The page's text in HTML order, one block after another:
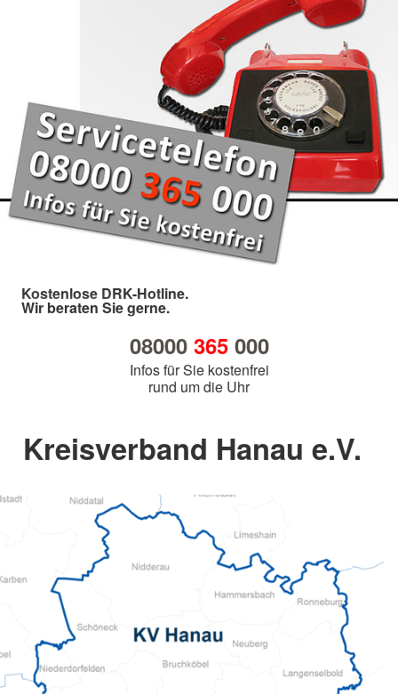
Kostenlose DRK-Hotline.
Wir beraten Sie gerne.
08000 365000
Infos für Sie kostenfrei
rund um die Uhr
Kreisverband Hanau e.V.